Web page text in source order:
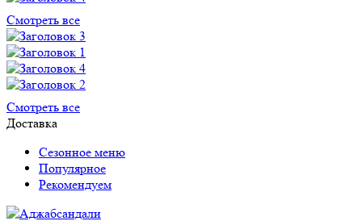
Смотреть все
Смотреть все
Доставка
Сезонное меню
Популярное
Рекомендуем